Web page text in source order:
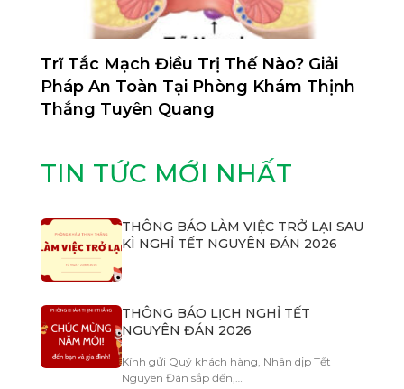
Trĩ Tắc Mạch Điều Trị Thế Nào? Giải
Pháp An Toàn Tại Phòng Khám Thịnh
Thắng Tuyên Quang
TIN TỨC MỚI NHẤT
THÔNG BÁO LÀM VIỆC TRỞ LẠI SAU
KÌ NGHỈ TẾT NGUYÊN ĐÁN 2026
THÔNG BÁO LỊCH NGHỈ TẾT
NGUYÊN ĐÁN 2026
Kính gửi Quý khách hàng, Nhân dịp Tết
Nguyên Đán sắp đến,…